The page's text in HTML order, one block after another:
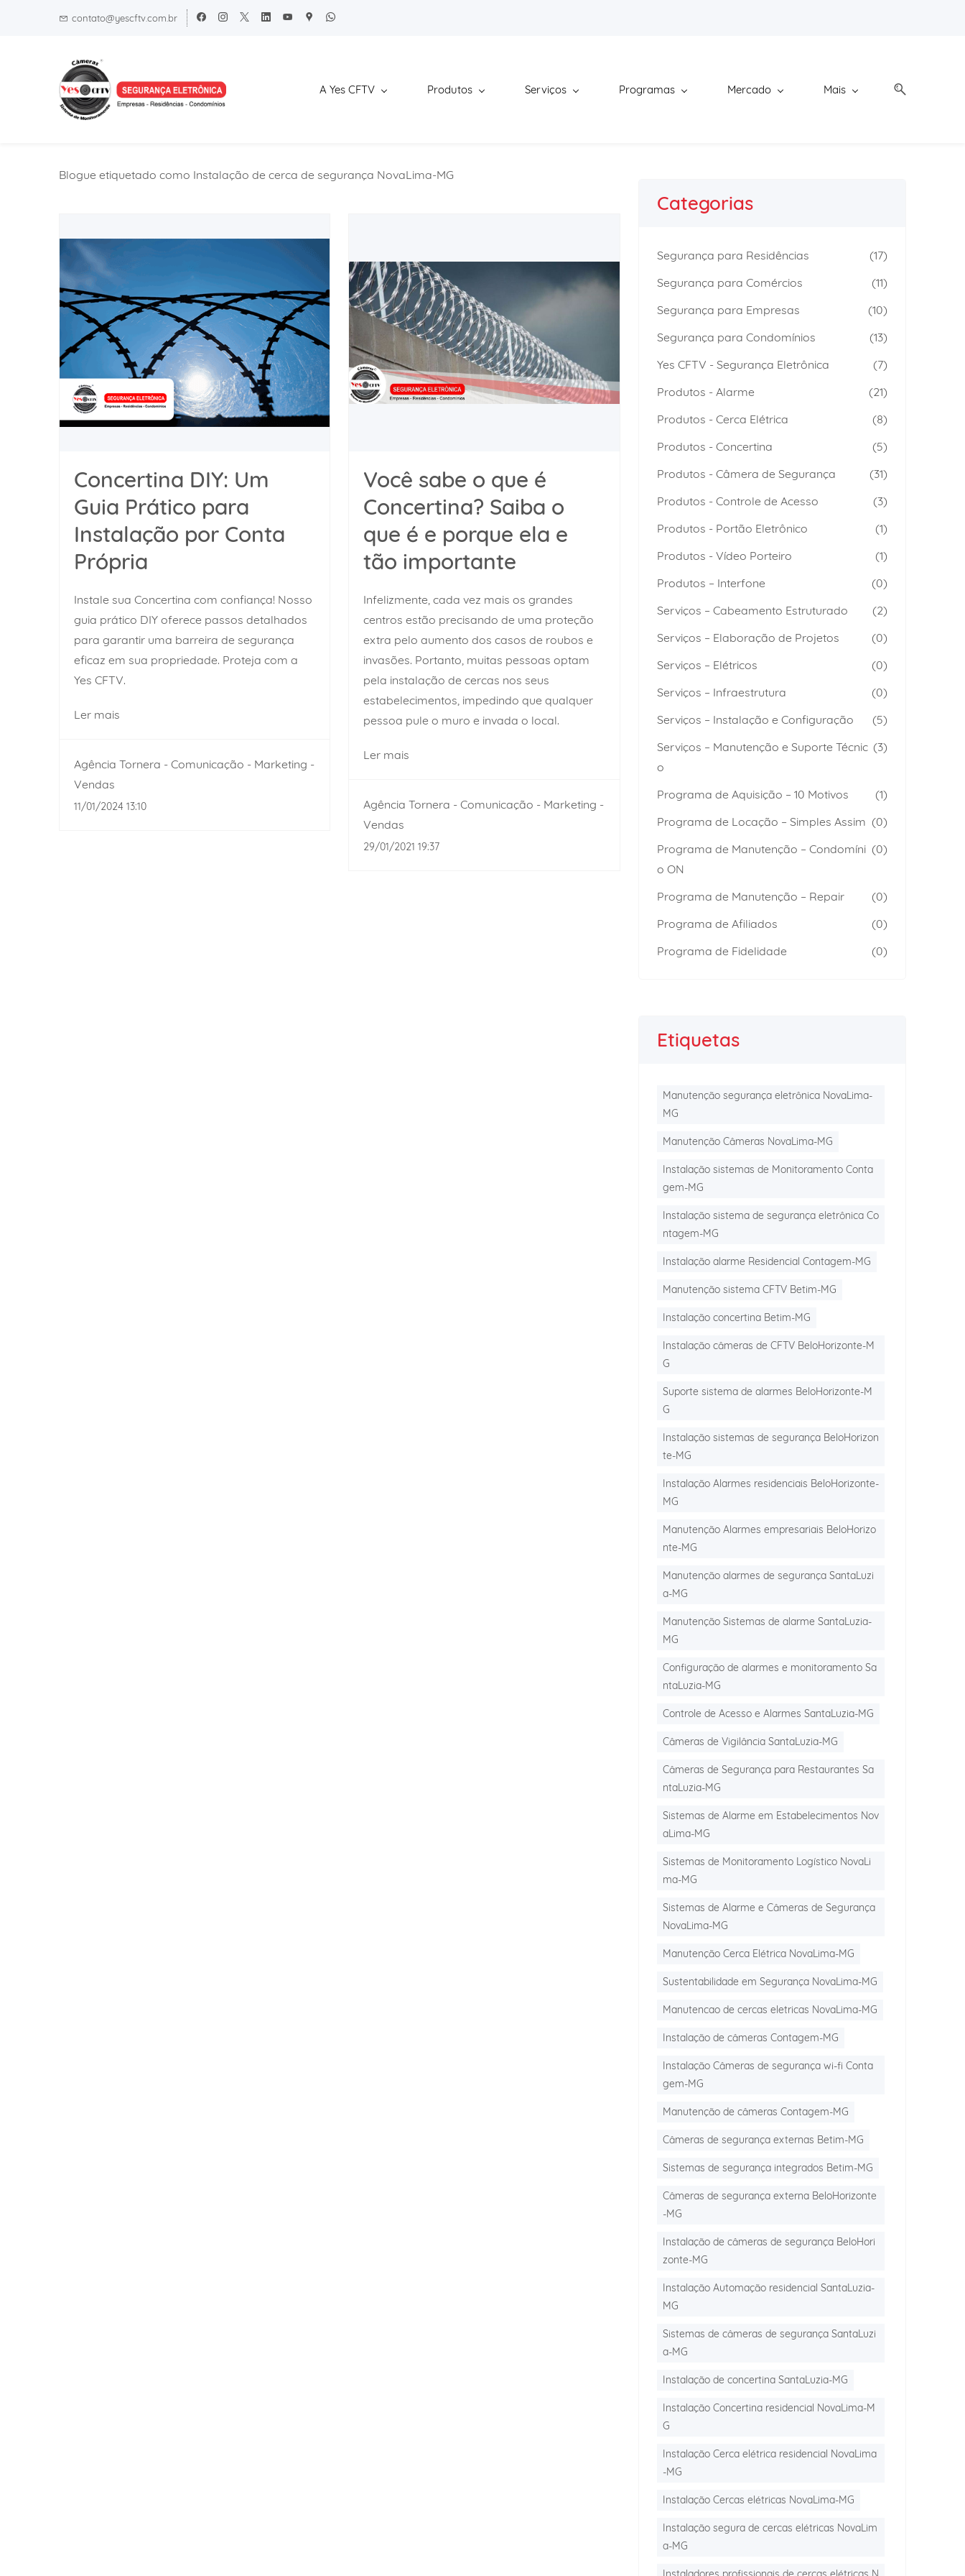
contato@yescftv.com.br
A Yes CFTV Produtos Serviços Programas Mercado Mais
Blogue etiquetado como Instalação de cerca de segurança NovaLima-MG
Concertina DIY: Um
Guia Prático para
Instalação por Conta
Própria
Instale sua Concertina com confiança! Nosso
guia prático DIY oferece passos detalhados
para garantir uma barreira de segurança
eficaz em sua propriedade. Proteja com a
Yes CFTV.
Ler mais
Agência Tornera - Comunicação - Marketing -
Vendas
11/01/2024 13:10
Você sabe o que é
Concertina? Saiba o
que é e porque ela e
tão importante
Infelizmente, cada vez mais os grandes
centros estão precisando de uma proteção
extra pelo aumento dos casos de roubos e
invasões. Portanto, muitas pessoas optam
pela instalação de cercas nos seus
estabelecimentos, impedindo que qualquer
pessoa pule o muro e invada o local.
Ler mais
Agência Tornera - Comunicação - Marketing -
Vendas
29/01/2021 19:37
Categorias
Segurança para Residências
(17)
Segurança para Comércios
(11)
Segurança para Empresas
(10)
Segurança para Condomínios
(13)
Yes CFTV - Segurança Eletrônica
(7)
Produtos - Alarme
(21)
Produtos - Cerca Elétrica
(8)
Produtos - Concertina
(5)
Produtos - Câmera de Segurança
(31)
Produtos - Controle de Acesso
(3)
Produtos - Portão Eletrônico
(1)
Produtos - Vídeo Porteiro
(1)
Produtos – Interfone
(0)
Serviços – Cabeamento Estruturado
(2)
Serviços – Elaboração de Projetos
(0)
Serviços – Elétricos
(0)
Serviços – Infraestrutura
(0)
Serviços – Instalação e Configuração
(5)
Serviços – Manutenção e Suporte Técnic
o
(3)
Programa de Aquisição – 10 Motivos
(1)
Programa de Locação – Simples Assim (0)
Programa de Manutenção – Condomíni
o ON
(0)
Programa de Manutenção – Repair
(0)
Programa de Afiliados
(0)
Programa de Fidelidade
(0)
Etiquetas
Manutenção segurança eletrônica NovaLima-
MG
Manutenção Câmeras NovaLima-MG
Instalação sistemas de Monitoramento Conta
gem-MG
Instalação sistema de segurança eletrônica Co
ntagem-MG
Instalação alarme Residencial Contagem-MG
Manutenção sistema CFTV Betim-MG
Instalação concertina Betim-MG
Instalação câmeras de CFTV BeloHorizonte-M
G
Suporte sistema de alarmes BeloHorizonte-M
G
Instalação sistemas de segurança BeloHorizon
te-MG
Instalação Alarmes residenciais BeloHorizonte-
MG
Manutenção Alarmes empresariais BeloHorizo
nte-MG
Manutenção alarmes de segurança SantaLuzi
a-MG
Manutenção Sistemas de alarme SantaLuzia-
MG
Configuração de alarmes e monitoramento Sa
ntaLuzia-MG
Controle de Acesso e Alarmes SantaLuzia-MG
Câmeras de Vigilância SantaLuzia-MG
Câmeras de Segurança para Restaurantes Sa
ntaLuzia-MG
Sistemas de Alarme em Estabelecimentos Nov
aLima-MG
Sistemas de Monitoramento Logístico NovaLi
ma-MG
Sistemas de Alarme e Câmeras de Segurança
NovaLima-MG
Manutenção Cerca Elétrica NovaLima-MG
Sustentabilidade em Segurança NovaLima-MG
Manutencao de cercas eletricas NovaLima-MG
Instalação de câmeras Contagem-MG
Instalação Câmeras de segurança wi-fi Conta
gem-MG
Manutenção de câmeras Contagem-MG
Câmeras de segurança externas Betim-MG
Sistemas de segurança integrados Betim-MG
Câmeras de segurança externa BeloHorizonte
-MG
Instalação de câmeras de segurança BeloHori
zonte-MG
Instalação Automação residencial SantaLuzia-
MG
Sistemas de câmeras de segurança SantaLuzi
a-MG
Instalação de concertina SantaLuzia-MG
Instalação Concertina residencial NovaLima-M
G
Instalação Cerca elétrica residencial NovaLima
-MG
Instalação Cercas elétricas NovaLima-MG
Instalação segura de cercas elétricas NovaLim
a-MG